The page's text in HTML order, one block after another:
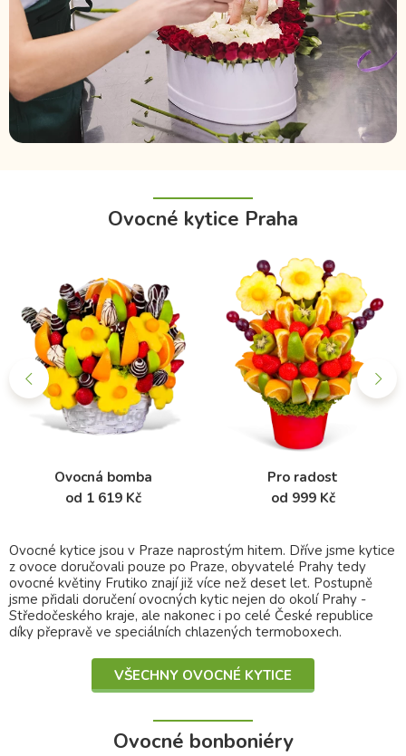
Ovocné kytice Praha
Ovocná bomba
od 1 619 Kč
Pro radost
od 999 Kč
Ovocné kytice jsou v Praze naprostým hitem. Dříve jsme kytice
z ovoce doručovali pouze po Praze, obyvatelé Prahy tedy
ovocné květiny Frutiko znají již více než deset let. Postupně
jsme přidali doručení ovocných kytic nejen do okolí Prahy -
Středočeského kraje, ale nakonec i po celé České republice
díky přepravě ve speciálních chlazených termoboxech.
VŠECHNY OVOCNÉ KYTICE
Ovocné bonboniéry